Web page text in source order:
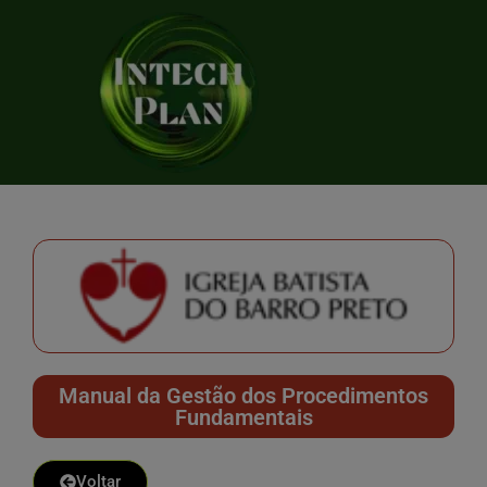
Manual da Gestão dos Procedimentos
Fundamentais
Voltar